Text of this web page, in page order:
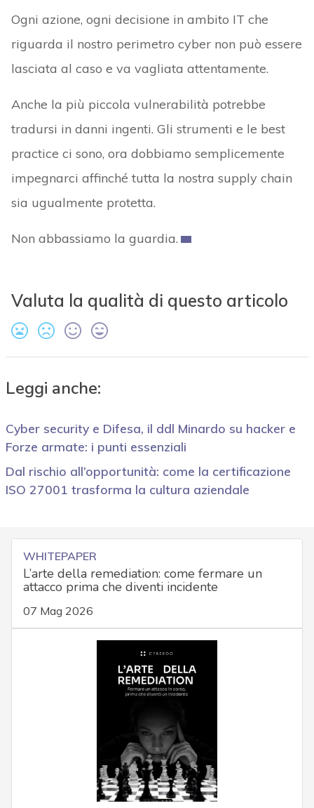
Ogni azione, ogni decisione in ambito IT che
riguarda il nostro perimetro cyber non può essere
lasciata al caso e va vagliata attentamente.
Anche la più piccola vulnerabilità potrebbe
tradursi in danni ingenti. Gli strumenti e le best
practice ci sono, ora dobbiamo semplicemente
impegnarci affinché tutta la nostra supply chain
sia ugualmente protetta.
Non abbassiamo la guardia.
Valuta la qualità di questo articolo
Leggi anche:
Cyber security e Difesa, il ddl Minardo su hacker e
Forze armate: i punti essenziali
Dal rischio all’opportunità: come la certificazione
ISO 27001 trasforma la cultura aziendale
WHITEPAPER
L’arte della remediation: come fermare un
attacco prima che diventi incidente
07 Mag 2026